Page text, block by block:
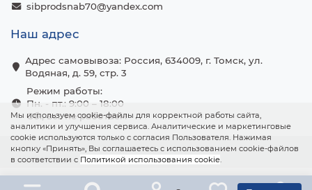
Мы используем cookie-файлы для корректной работы сайта,
аналитики и улучшения сервиса. Аналитические и маркетинговые
cookie используются только с согласия Пользователя. Нажимая
кнопку «Принять», Вы соглашаетесь с использованием cookie-файлов
в соответствии с Политикой использования cookie.
sibprodsnab70@yandex.com
Наш адрес
Адрес самовывоза: Россия, 634009, г. Томск, ул.
Водяная, д. 59, стр. 3
Режим работы:
Пн. - пт.: 9:00 – 18:00
Сб., вс.: не работаем